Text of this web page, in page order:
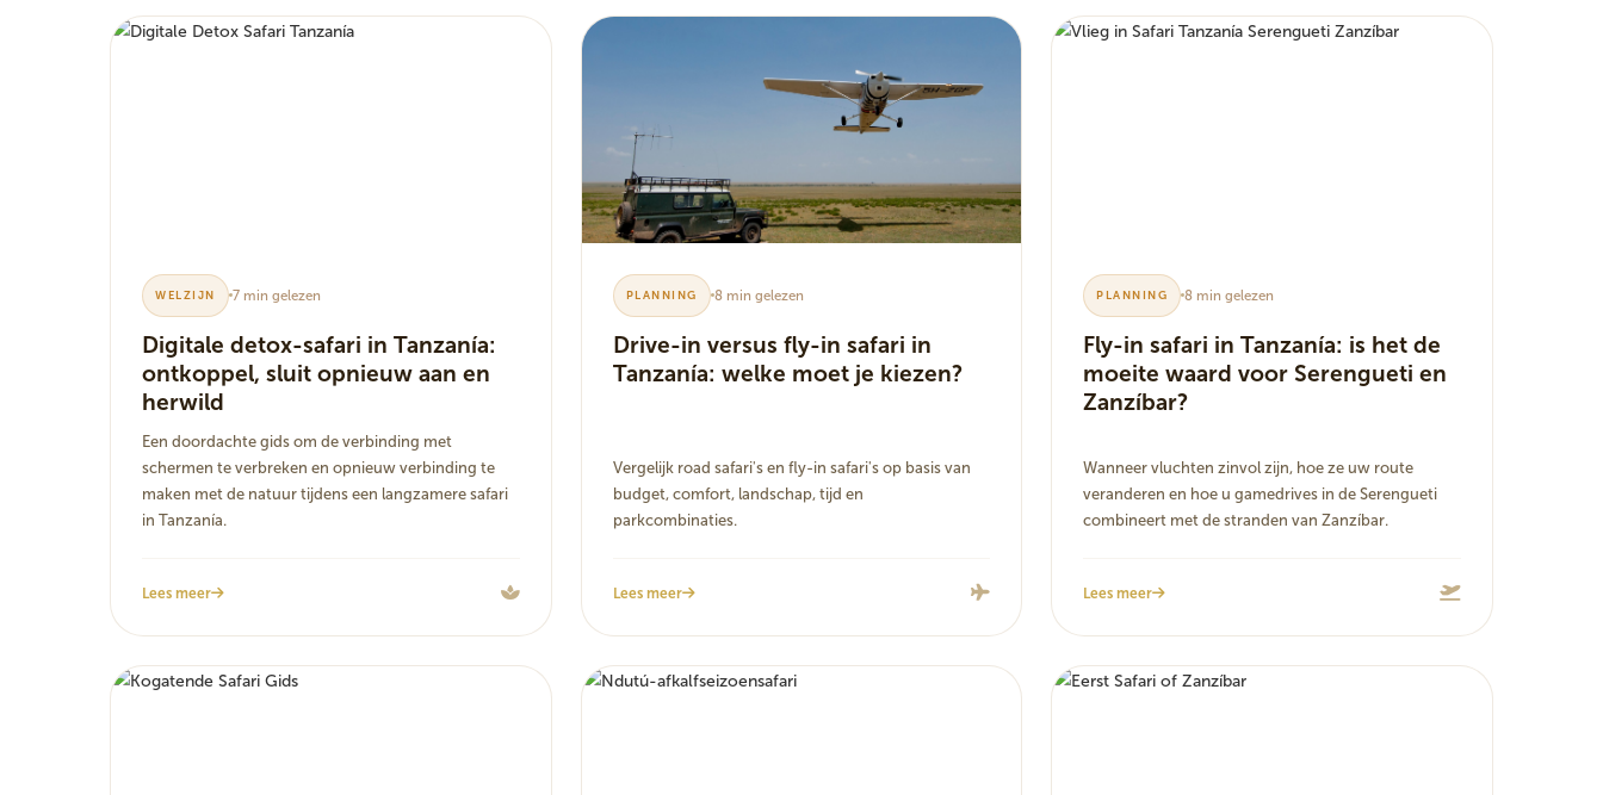
WELZIJN 7 min gelezen
Digitale detox-safari in Tanzanía:
ontkoppel, sluit opnieuw aan en
herwild
Een doordachte gids om de verbinding met
schermen te verbreken en opnieuw verbinding te
maken met de natuur tijdens een langzamere safari
in Tanzanía.
Lees meer
PLANNING 8 min gelezen
Drive-in versus fly-in safari in
Tanzanía: welke moet je kiezen?
Vergelijk road safari's en fly-in safari's op basis van
budget, comfort, landschap, tijd en
parkcombinaties.
Lees meer
PLANNING 8 min gelezen
Fly-in safari in Tanzanía: is het de
moeite waard voor Serengueti en
Zanzíbar?
Wanneer vluchten zinvol zijn, hoe ze uw route
veranderen en hoe u gamedrives in de Serengueti
combineert met de stranden van Zanzíbar.
Lees meer